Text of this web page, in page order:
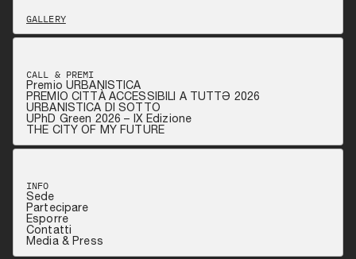
GALLERY
CALL & PREMI
Premio URBANISTICA
PREMIO CITTÀ ACCESSIBILI A TUTTƏ 2026
URBANISTICA DI SOTTO
UPhD Green 2026 – IX Edizione
THE CITY OF MY FUTURE
INFO
Sede
Partecipare
Esporre
Contatti
Media & Press